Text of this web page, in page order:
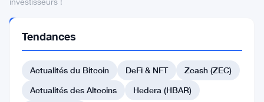
DU BITCOIN
frénésie
des
Tendances
Actualités du Bitcoin DeFi & NFT
Zcash (ZEC)
Actualités des Altcoins
Hedera (HBAR)